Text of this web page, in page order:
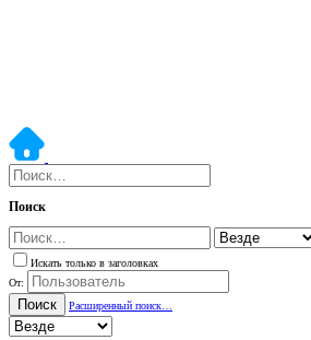
Поиск
Искать только в заголовках
От:
Поиск Расширенный поиск…